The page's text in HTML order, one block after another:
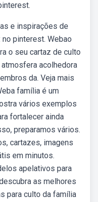
e inspirações de
pinterest. Webao
o seu cartaz de culto
acolhedora
da. Veja mais
família é um
vários exemplos
fortalecer ainda
preparamos vários.
cartazes, imagens
em minutos.
apelativos para
as melhores
para culto da família